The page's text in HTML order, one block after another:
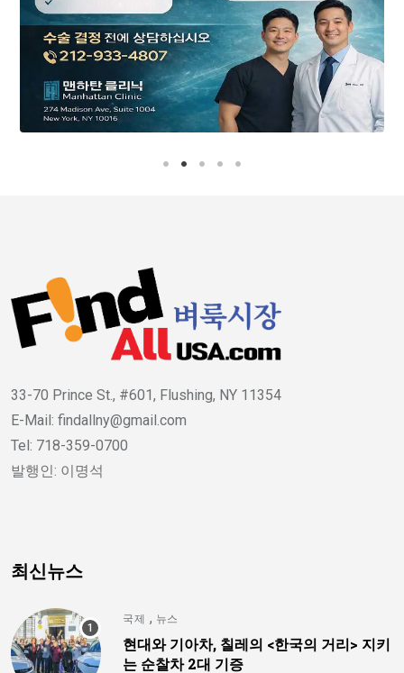
33-70 Prince St., #601, Flushing, NY 11354
E-Mail: findallny@gmail.com
Tel: 718-359-0700
발행인: 이명석
최신뉴스
국제 , 뉴스
현대와 기아차, 칠레의 <한국의 거리> 지키
는 순찰차 2대 기증